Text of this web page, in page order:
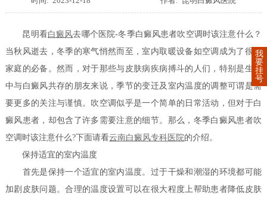
昆明看白癜风去哪个医院-冬季白癜风患者吹空调时该注意什么？
当秋风逝去，冬季的寒气悄然而至，室内取暖设备如空调成为了很多
家庭的必备。然而，对于那些与皮肤病疾病搏斗的人们，特别是生活
中与白癜风共存的朋友来说，季节的变迁及室内温度的调整可谓是需
要更多的关注与谨慎。吹空调似乎是一个简单的日常活动，但对于白
癜风患者，却包含了许多需要注意的细节。那么，冬季白癜风患者吹
空调时该注意什么?下面请看云南白癜风专科医院的介绍。
保持适宜的室内温度
首先是保持一个适宜的室内温度。过于干燥和潮湿的环境都可能
加剧皮肤问题。合理的温度设置可以在很大程度上帮助患者降低皮肤
我
要
挂
号